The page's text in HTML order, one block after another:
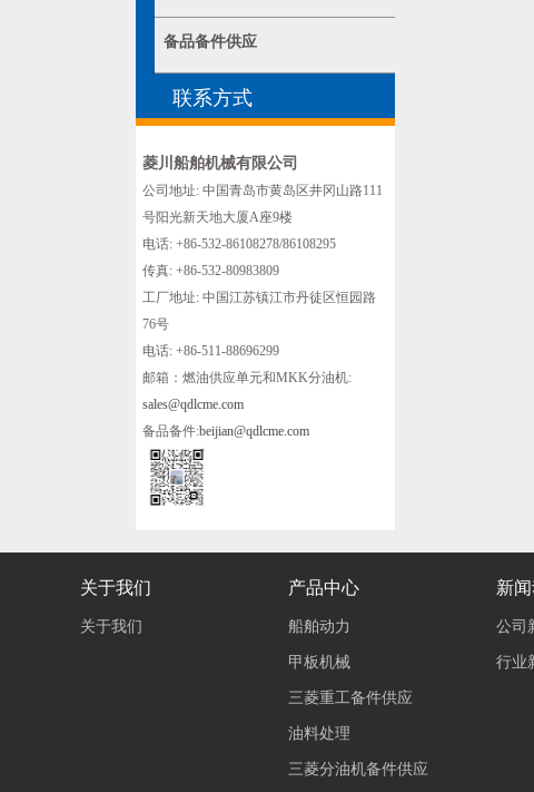
备品备件供应
联系方式
菱川船舶机械有限公司
公司地址: 中国青岛市黄岛区井冈山路111
号阳光新天地大厦A座9楼
电话: +86-532-86108278/86108295
传真: +86-532-80983809
工厂地址: 中国江苏镇江市丹徒区恒园路
76号
电话: +86-511-88696299
邮箱：燃油供应单元和MKK分油机:
sales@qdlcme.com
备品备件:beijian@qdlcme.com
关于我们
关于我们
产品中心
船舶动力
甲板机械
三菱重工备件供应
油料处理
三菱分油机备件供应
新
公司
行业